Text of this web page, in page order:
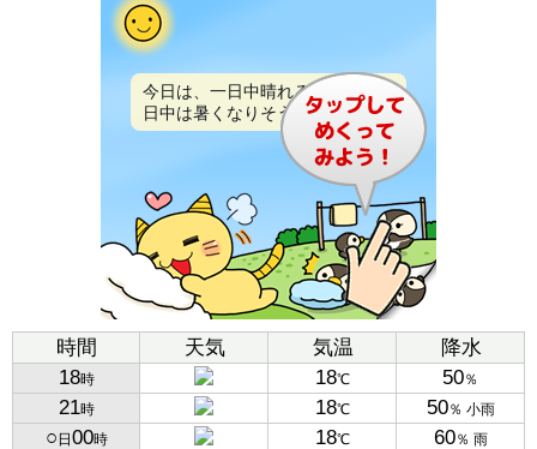
今日は、一日中晴れるでしょう。
日中は暑くなりそうです。
時間 天気 気温
降水
18時 18℃ 50％
21時 18℃ 50％ 小雨
○ 日 00時 18℃ 60％ 雨